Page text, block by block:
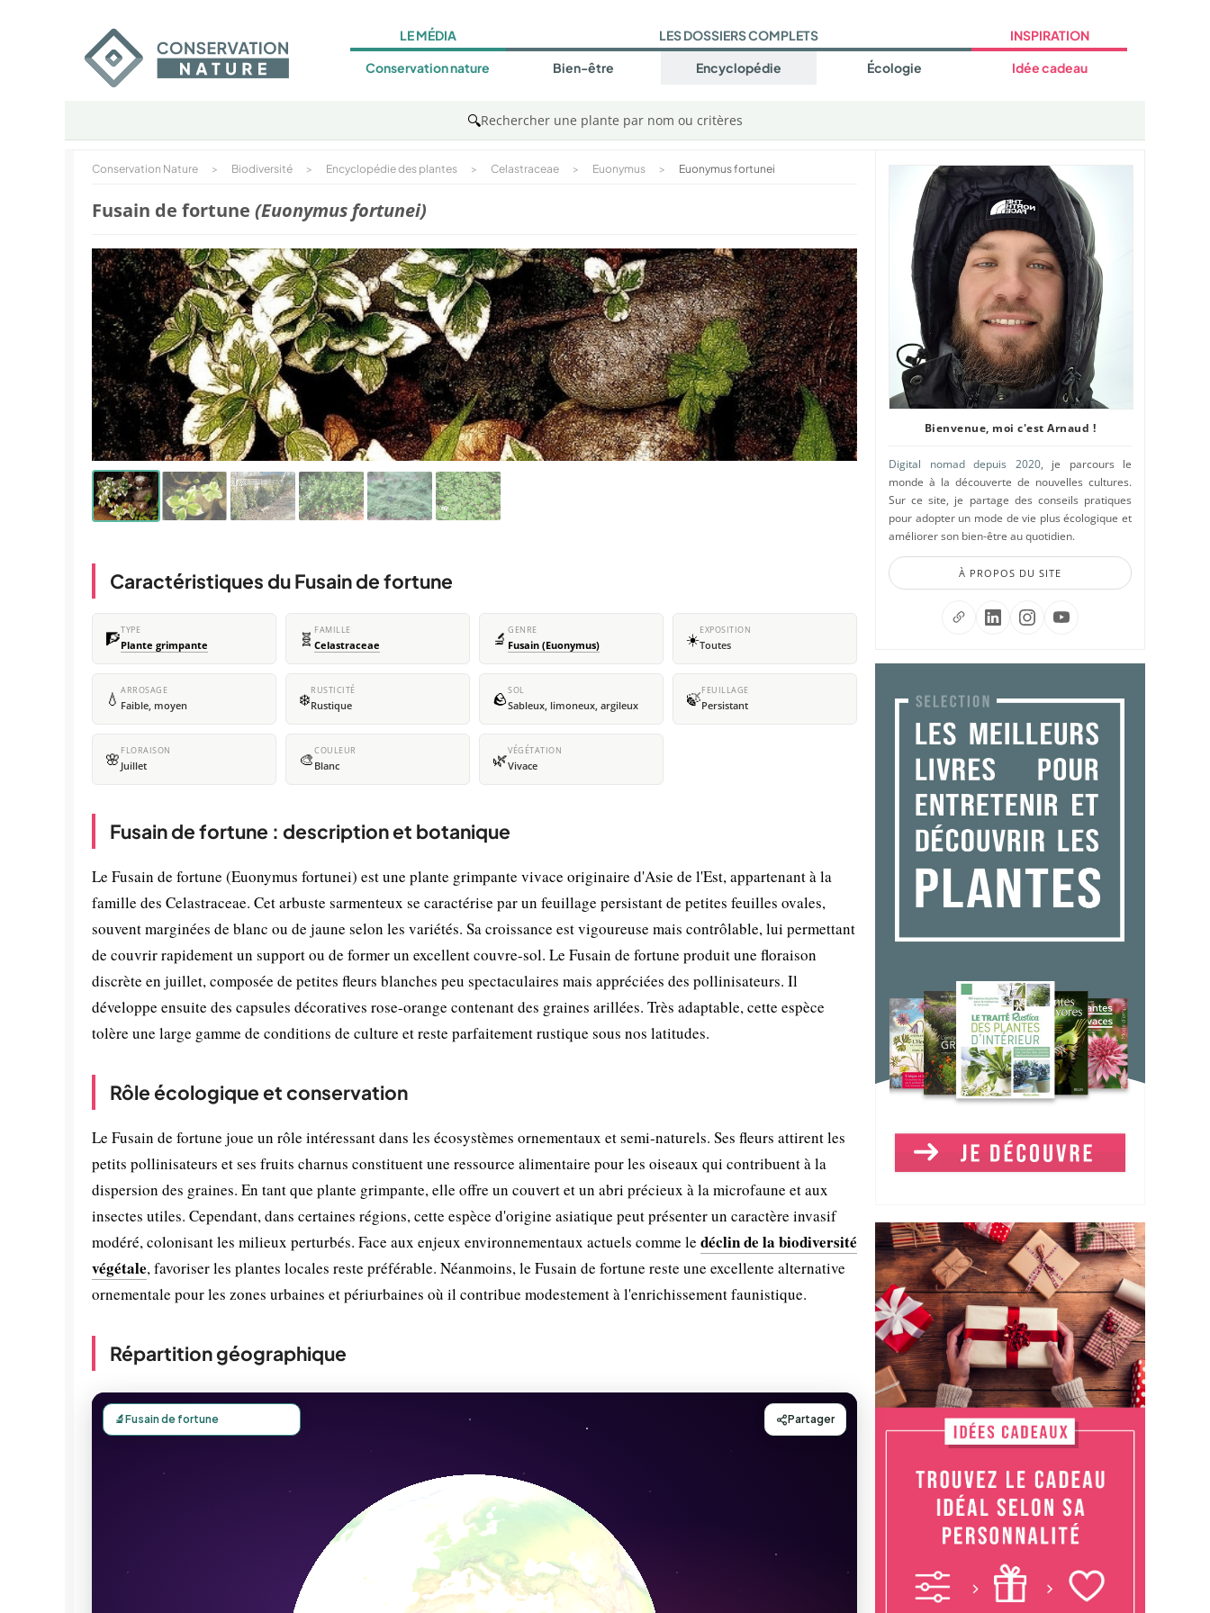
LE MÉDIA
Conservation nature
LES DOSSIERS COMPLETS
Bien-être Encyclopédie Écologie
INSPIRATION
Idée cadeau
🔍Rechercher une plante par nom ou critères
Conservation Nature > Biodiversité > Encyclopédie des plantes > Celastraceae > Euonymus > Euonymus fortunei
Fusain de fortune (Euonymus fortunei)
Caractéristiques du Fusain de fortune
🧗TYPE
Plante grimpante 🧬 FAMILLE
Celastraceae 🔬 GENRE
Fusain (Euonymus) ☀️EXPOSITION
Toutes
💧 ARROSAGE
Faible, moyen ❄️RUSTICITÉ
Rustique 🪨SOL
Sableux, limoneux, argileux 🍃FEUILLAGE
Persistant
🌸 FLORAISON
Juillet 🎨COULEUR
Blanc 🌿VÉGÉTATION
Vivace
Fusain de fortune : description et botanique
Le Fusain de fortune (Euonymus fortunei) est une plante grimpante vivace originaire d'Asie de l'Est, appartenant à la
famille des Celastraceae. Cet arbuste sarmenteux se caractérise par un feuillage persistant de petites feuilles ovales,
souvent marginées de blanc ou de jaune selon les variétés. Sa croissance est vigoureuse mais contrôlable, lui permettant
de couvrir rapidement un support ou de former un excellent couvre-sol. Le Fusain de fortune produit une floraison
discrète en juillet, composée de petites fleurs blanches peu spectaculaires mais appréciées des pollinisateurs. Il
développe ensuite des capsules décoratives rose-orange contenant des graines arillées. Très adaptable, cette espèce
tolère une large gamme de conditions de culture et reste parfaitement rustique sous nos latitudes.
Rôle écologique et conservation
Le Fusain de fortune joue un rôle intéressant dans les écosystèmes ornementaux et semi-naturels. Ses fleurs attirent les
petits pollinisateurs et ses fruits charnus constituent une ressource alimentaire pour les oiseaux qui contribuent à la
dispersion des graines. En tant que plante grimpante, elle offre un couvert et un abri précieux à la microfaune et aux
insectes utiles. Cependant, dans certaines régions, cette espèce d'origine asiatique peut présenter un caractère invasif
modéré, colonisant les milieux perturbés. Face aux enjeux environnementaux actuels comme le déclin de la biodiversité
végétale, favoriser les plantes locales reste préférable. Néanmoins, le Fusain de fortune reste une excellente alternative
ornementale pour les zones urbaines et périurbaines où il contribue modestement à l'enrichissement faunistique.
Répartition géographique
Bienvenue, moi c'est Arnaud !
Digital nomad depuis 2020, je parcours le
monde à la découverte de nouvelles cultures.
Sur ce site, je partage des conseils pratiques
pour adopter un mode de vie plus écologique et
améliorer son bien-être au quotidien.
À PROPOS DU SITE